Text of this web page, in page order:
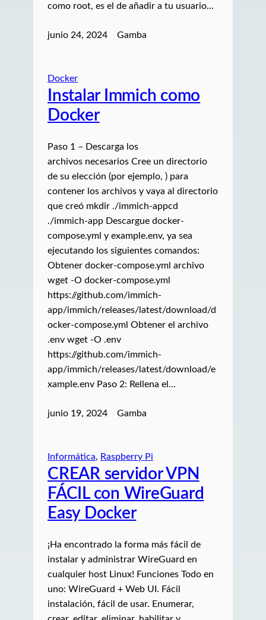
como root, es el de añadir a tu usuario…
junio 24, 2024 Gamba
Docker
Instalar Immich como
Docker
Paso 1 – Descarga los
archivos necesarios Cree un directorio
de su elección (por ejemplo, ) para
contener los archivos y vaya al directorio
que creó mkdir ./immich-appcd
./immich-app Descargue docker-
compose.yml y example.env, ya sea
ejecutando los siguientes comandos:
Obtener docker-compose.yml archivo
wget -O docker-compose.yml
https://github.com/immich-
app/immich/releases/latest/download/d
ocker-compose.yml Obtener el archivo
.env wget -O .env
https://github.com/immich-
app/immich/releases/latest/download/e
xample.env Paso 2: Rellena el…
junio 19, 2024 Gamba
Informática, Raspberry Pi
CREAR servidor VPN
FÁCIL con WireGuard
Easy Docker
¡Ha encontrado la forma más fácil de
instalar y administrar WireGuard en
cualquier host Linux! Funciones Todo en
uno: WireGuard + Web UI. Fácil
instalación, fácil de usar. Enumerar,